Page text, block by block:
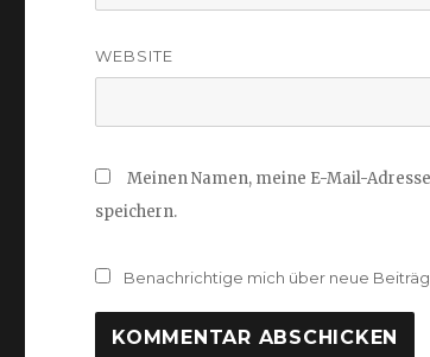
WEBSITE
Meinen Namen, meine E-Mail-
speichern.
Benachrichtige mich über neue